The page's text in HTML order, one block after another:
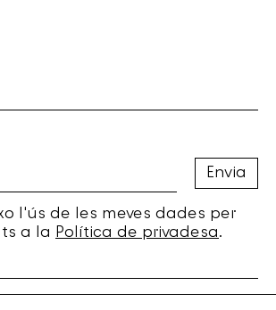
l'ús de les meves dades per
a la Política de privadesa.